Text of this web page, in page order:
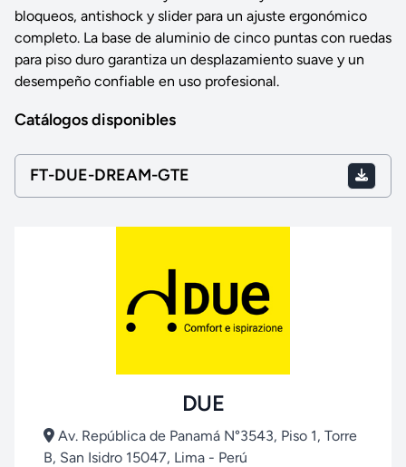
bloqueos, antishock y slider para un ajuste ergonómico
completo. La base de aluminio de cinco puntas con ruedas
para piso duro garantiza un desplazamiento suave y un
desempeño confiable en uso profesional.
Catálogos disponibles
FT-DUE-DREAM-GTE
DUE
Av. República de Panamá N°3543, Piso 1, Torre
B, San Isidro 15047, Lima - Perú